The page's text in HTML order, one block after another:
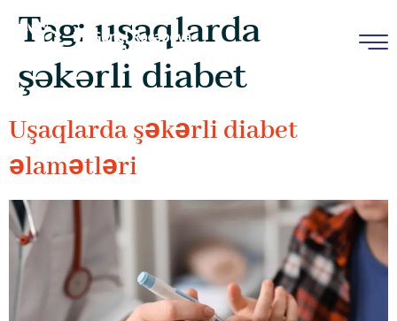
Tag:uşaqlarda
şəkərli diabet
Uşaqlarda şəkərli diabet
əlamətləri